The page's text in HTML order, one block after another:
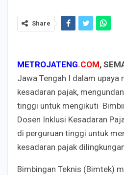
Share
METROJATENG.COM,
Jawa Tengah I dalam upaya
kesadaran pajak,
tinggi untuk mengikuti
Dosen Inklusi Kesadaran
di perguruan tinggi untuk
kesadaran pajak
Bimbingan Teknis (Bimtek)